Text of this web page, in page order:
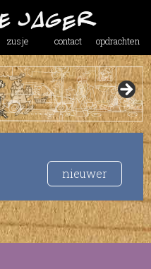
zusje contact opdrachten
nieuwer